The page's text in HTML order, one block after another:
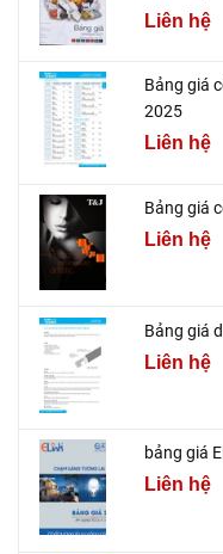
Liên hệ
Bảng giá
2025
Liên hệ
Bảng giá
Liên hệ
Bảng giá
Liên hệ
bảng giá
Liên hệ